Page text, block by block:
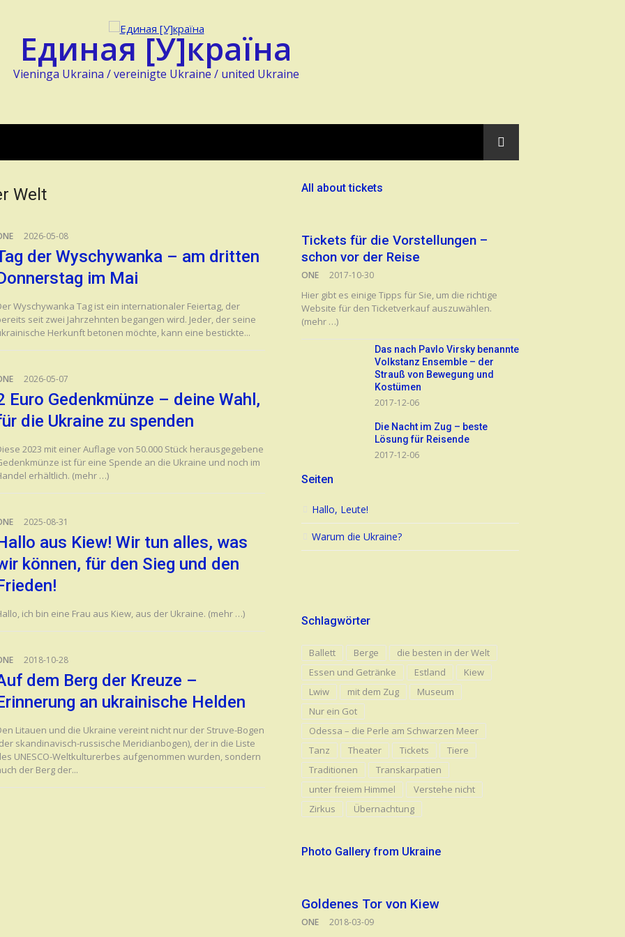
Единая [У]країна
Vieninga Ukraina / vereinigte Ukraine / united Ukraine
Welt
2026-05-08
der Wyschywanka – am dritten
im Mai
Wyschywanka Tag ist ein internationaler Feiertag, der
seit zwei Jahrzehnten begangen wird. Jeder, der seine
Herkunft betonen möchte, kann eine bestickte...
2026-05-07
Euro Gedenkmünze – deine Wahl,
die Ukraine zu spenden
2023 mit einer Auflage von 50.000 Stück herausgegebene
ist für eine Spende an die Ukraine und noch im
erhältlich. (mehr …)
2025-08-31
aus Kiew! Wir tun alles, was
können, für den Sieg und den
ich bin eine Frau aus Kiew, aus der Ukraine. (mehr …)
2018-10-28
dem Berg der Kreuze –
an ukrainische Helden
Litauen und die Ukraine vereint nicht nur der Struve-Bogen
skandinavisch-russische Meridianbogen), der in die Liste
UNESCO-Weltkulturerbes aufgenommen wurden, sondern
der Berg der...
All about tickets
Tickets für die Vorstellungen –
schon vor der Reise
ONE 2017-10-30
Hier gibt es einige Tipps für Sie, um die richtige
Website für den Ticketverkauf auszuwählen.
(mehr …)
Das nach Pavlo Virsky benannte
Volkstanz Ensemble – der
Strauß von Bewegung und
Kostümen
2017-12-06
Die Nacht im Zug – beste
Lösung für Reisende
2017-12-06
Seiten
Hallo, Leute!
Warum die Ukraine?
Schlagwörter
Ballett Berge
die besten in der Welt
Essen und Getränke
Estland
Kiew
Lwiw
mit dem Zug
Museum
Nur ein Got
Odessa – die Perle am Schwarzen Meer
Tanz
Theater Tickets
Tiere
Traditionen
Transkarpatien
unter freiem Himmel
Verstehe nicht
Zirkus
Übernachtung
Photo Gallery from Ukraine
Goldenes Tor von Kiew
ONE 2018-03-09